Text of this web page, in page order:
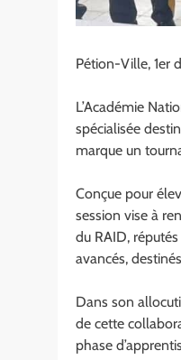
Pétion-Ville, 1er
L’Académie
spécialisée
marque un
Conçue pour
session vise à
du RAID,
avancés,
Dans son
de cette
phase